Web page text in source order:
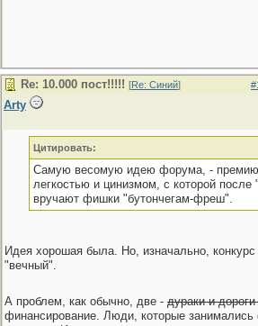
Re: 10.000 пост!!!!! [Re: Синий]
Arty
Цитировать:
Самую весомую идею форума, - премию
легкостью и цинизмом, с которой
вручают фишки "бутончегам-фреш".
Идея хорошая была. Но, изначально,
"вечный".
А проблем, как обычно, две - дураки и дороги
финансирование. Люди, которые занимались